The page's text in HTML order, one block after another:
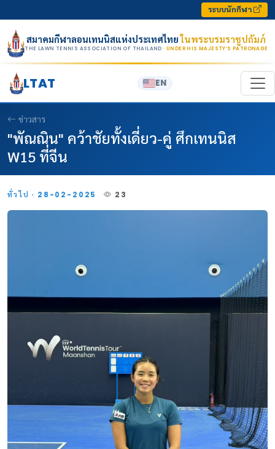
ระบบนักกีฬา
สมาคมกีฬาลอนเทนนิสแห่งประเทศไทยในพระบรมราชูปถัมภ์
THE LAWN TENNIS ASSOCIATION OF THAILAND · UNDER HIS MAJESTY’S PATRONAGE
LTAT EN
ข่าวสาร
"พัณณิน" คว้าชัยทั้งเดี่ยว-คู่ ศึกเทนนิส
W15 ที่จีน
ทั่วไป · 28-02-2025 23